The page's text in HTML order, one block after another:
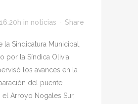
in noticias Share
la Sindicatura Municipal,
por la Síndica Olivia
los avances en la
del puente
Arroyo Nogales Sur,